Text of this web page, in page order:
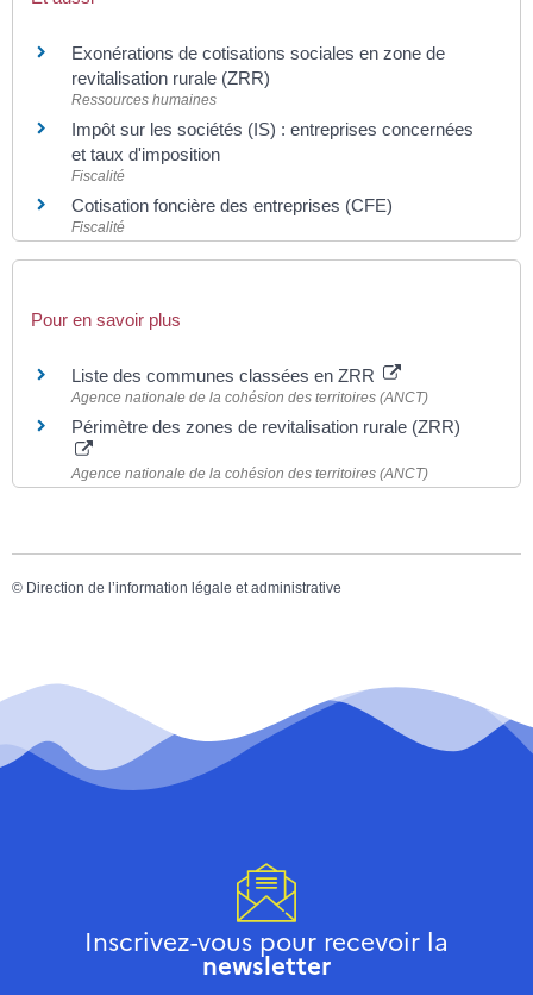
Exonérations de cotisations sociales en zone de
revitalisation rurale (ZRR)
Ressources humaines
Impôt sur les sociétés (IS) : entreprises concernées
et taux d'imposition
Fiscalité
Cotisation foncière des entreprises (CFE)
Fiscalité
Pour en savoir plus
Liste des communes classées en ZRR
Agence nationale de la cohésion des territoires (ANCT)
Périmètre des zones de revitalisation rurale (ZRR)
Agence nationale de la cohésion des territoires (ANCT)
© Direction de l’information légale et administrative
Inscrivez-vous pour recevoir la
newsletter